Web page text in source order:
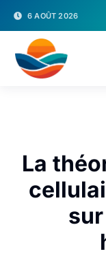
6 AOÛT 2026
La